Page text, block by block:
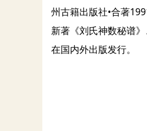
州古籍出版社•合著
新著《刘氏神数秘谱
在国内外出版发行。